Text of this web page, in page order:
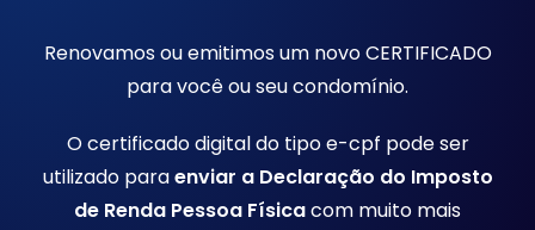
Renovamos ou emitimos um novo CERTIFICADO
para você ou seu condomínio.
O certificado digital do tipo e-cpf pode ser
utilizado paraenviar a Declaração do Imposto
de Renda Pessoa Físicacom muito mais